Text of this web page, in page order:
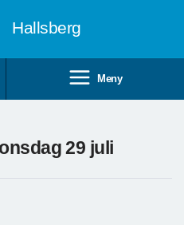
Hallsberg
Meny
29 juli